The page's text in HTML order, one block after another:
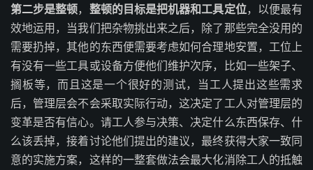
第二步是整顿， 整顿的目标是把机器和工具定位，以便最有
效地运用，当我们把杂物挑出来之后，除了那些完全没用的
需要扔掉，其他的东西便需要考虑如何合理地安置，工位上
有没有一些工具或设备方便他们维护次序，比如一些架子、
搁板等，而且这是一个很好的测试，当工人提出这些需求
后，管理层会不会采取实际行动，这决定了工人对管理层的
变革是否有信心。请工人参与决策、决定什么东西保存、什
么该丢掉，接着讨论他们提出的建议，最终获得大家一致同
意的实施方案，这样的一整套做法会最大化消除工人的抵触